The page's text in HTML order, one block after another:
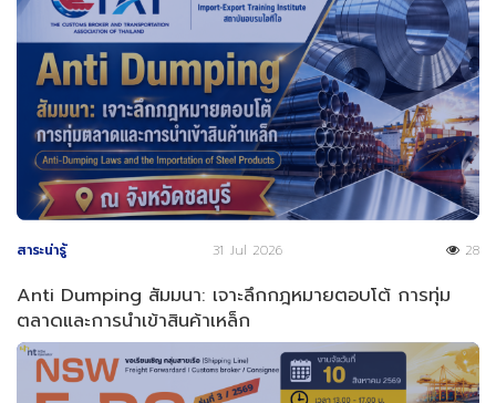
สาระน่ารู้ 31 Jul 2026 28
Anti Dumping สัมมนา: เจาะลึกกฎหมายตอบโต้ การทุ่ม
ตลาดและการนำเข้าสินค้าเหล็ก